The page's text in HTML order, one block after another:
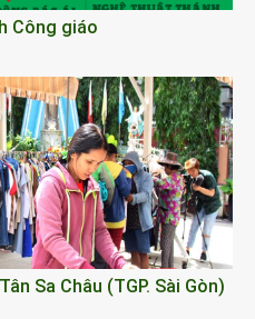
Công giáo
Sa Châu (TGP. Sài Gòn)